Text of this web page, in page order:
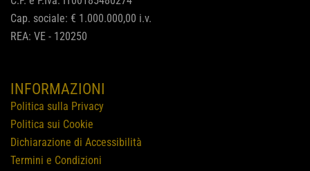
Cap. sociale: € 1.000.000,00 i.v.
REA: VE - 120250
INFORMAZIONI
Politica sulla Privacy
Politica sui Cookie
Dichiarazione di Accessibilità
Termini e Condizioni